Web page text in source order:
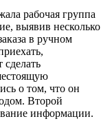
рабочая группа
выявив несколько
в ручном
сделать
о том, что он
Второй
информации.